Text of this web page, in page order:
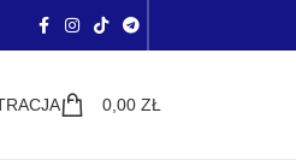
0,00 ZŁ